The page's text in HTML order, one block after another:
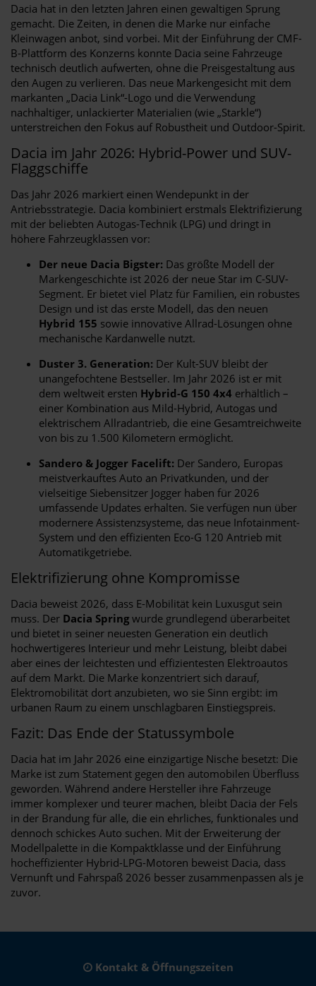
Dacia hat in den letzten Jahren einen gewaltigen Sprung
gemacht. Die Zeiten, in denen die Marke nur einfache
Kleinwagen anbot, sind vorbei. Mit der Einführung der CMF-
B-Plattform des Konzerns konnte Dacia seine Fahrzeuge
technisch deutlich aufwerten, ohne die Preisgestaltung aus
den Augen zu verlieren. Das neue Markengesicht mit dem
markanten „Dacia Link“-Logo und die Verwendung
nachhaltiger, unlackierter Materialien (wie „Starkle“)
unterstreichen den Fokus auf Robustheit und Outdoor-Spirit.
Dacia im Jahr 2026: Hybrid-Power und SUV-
Flaggschiffe
Das Jahr 2026 markiert einen Wendepunkt in der
Antriebsstrategie. Dacia kombiniert erstmals Elektrifizierung
mit der beliebten Autogas-Technik (LPG) und dringt in
höhere Fahrzeugklassen vor:
Der neue Dacia Bigster: Das größte Modell der
Markengeschichte ist 2026 der neue Star im C-SUV-
Segment. Er bietet viel Platz für Familien, ein robustes
Design und ist das erste Modell, das den neuen
Hybrid 155 sowie innovative Allrad-Lösungen ohne
mechanische Kardanwelle nutzt.
Duster 3. Generation: Der Kult-SUV bleibt der
unangefochtene Bestseller. Im Jahr 2026 ist er mit
dem weltweit ersten Hybrid-G 150 4x4 erhältlich –
einer Kombination aus Mild-Hybrid, Autogas und
elektrischem Allradantrieb, die eine Gesamtreichweite
von bis zu 1.500 Kilometern ermöglicht.
Sandero & Jogger Facelift: Der Sandero, Europas
meistverkauftes Auto an Privatkunden, und der
vielseitige Siebensitzer Jogger haben für 2026
umfassende Updates erhalten. Sie verfügen nun über
modernere Assistenzsysteme, das neue Infotainment-
System und den effizienten Eco-G 120 Antrieb mit
Automatikgetriebe.
Elektrifizierung ohne Kompromisse
Dacia beweist 2026, dass E-Mobilität kein Luxusgut sein
muss. Der Dacia Spring wurde grundlegend überarbeitet
und bietet in seiner neuesten Generation ein deutlich
hochwertigeres Interieur und mehr Leistung, bleibt dabei
aber eines der leichtesten und effizientesten Elektroautos
auf dem Markt. Die Marke konzentriert sich darauf,
Elektromobilität dort anzubieten, wo sie Sinn ergibt: im
urbanen Raum zu einem unschlagbaren Einstiegspreis.
Fazit: Das Ende der Statussymbole
Dacia hat im Jahr 2026 eine einzigartige Nische besetzt: Die
Marke ist zum Statement gegen den automobilen Überfluss
geworden. Während andere Hersteller ihre Fahrzeuge
immer komplexer und teurer machen, bleibt Dacia der Fels
in der Brandung für alle, die ein ehrliches, funktionales und
dennoch schickes Auto suchen. Mit der Erweiterung der
Modellpalette in die Kompaktklasse und der Einführung
hocheffizienter Hybrid-LPG-Motoren beweist Dacia, dass
Vernunft und Fahrspaß 2026 besser zusammenpassen als je
zuvor.
Kontakt & Öffnungszeiten